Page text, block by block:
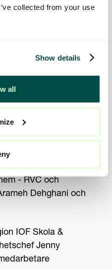
collected from your use
Show details
all
vi också årets
Här är vinnarna:
i region IOF Barn &
Cornelia
Berger och alla
Stockholm i
- RVC och
Dehghani och
IOF Skola &
Jenny